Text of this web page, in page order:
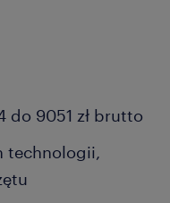
do 9051 zł brutto
technologii,